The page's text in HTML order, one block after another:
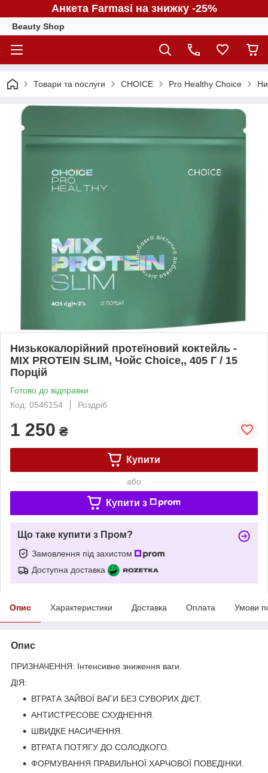
Анкета Farmasi на знижку -25%
Beauty Shop
Товари та послуги CHOICE Pro Healthy Choice
Низькокалорійний протеїновий коктейль -
MIX PROTEIN SLIM, Чойс Choice,, 405 Г / 15
Порцій
Готово до відправки
Код: 0546154
Роздріб
1 250 ₴
Купити
або
Купити з
Що таке купити з Пром?
Замовлення під захистом
Доступна доставка
Опис Характеристики Доставка Оплата Умови
Опис
ПРИЗНАЧЕННЯ: Інтенсивне зниження ваги.
ДІЯ:
ВТРАТА ЗАЙВОЇ ВАГИ БЕЗ СУВОРИХ ДІЄТ.
АНТИСТРЕСОВЕ СХУДНЕННЯ.
ШВИДКЕ НАСИЧЕННЯ.
ВТРАТА ПОТЯГУ ДО СОЛОДКОГО.
ФОРМУВАННЯ ПРАВИЛЬНОЇ ХАРЧОВОЇ ПОВЕДІНКИ.